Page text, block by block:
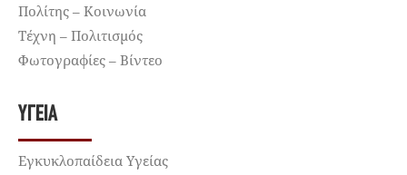
Πολίτης – Κοινωνία
Τέχνη – Πολιτισμός
Φωτογραφίες – Βίντεο
ΥΓΕΊΑ
Εγκυκλοπαίδεια Υγείας